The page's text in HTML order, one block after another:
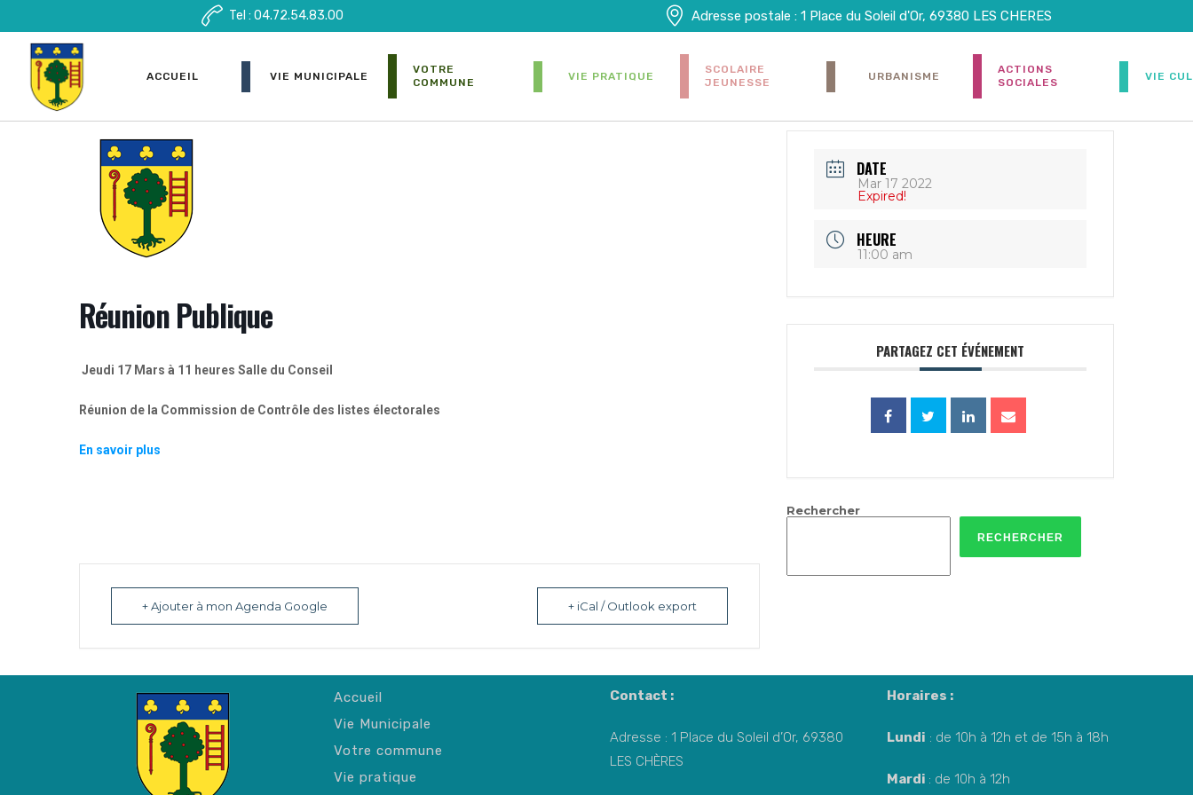
Tel : 04.72.54.83.00 Adresse postale : 1 Place du Soleil d'Or, 69380 LES CHERES
ACCUEIL VIE MUNICIPALE
VOTRE
COMMUNE
VIE PRATIQUE
SCOLAIRE
JEUNESSE
URBANISME
ACTIONS
SOCIALES
VIE
Réunion Publique
Jeudi 17 Mars à 11 heures Salle du Conseil
Réunion de la Commission de Contrôle des listes électorales
En savoir plus
+ Ajouter à mon Agenda Google + iCal / Outlook export
DATE
Mar 17 2022
Expired!
HEURE
11:00 am
PARTAGEZ CET ÉVÉNEMENT
Rechercher
RECHERCHER
Accueil
Vie Municipale
Votre commune
Vie pratique
Contact :
Adresse : 1 Place du Soleil d’Or, 69380
LES CHÈRES
Horaires :
Lundi : de 10h à 12h et de 15h à 18h
Mardi : de 10h à 12h